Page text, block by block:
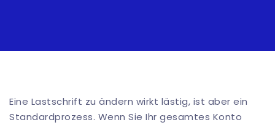
Eine Lastschrift zu ändern wirkt lästig, ist aber ein
Standardprozess. Wenn Sie Ihr gesamtes Konto